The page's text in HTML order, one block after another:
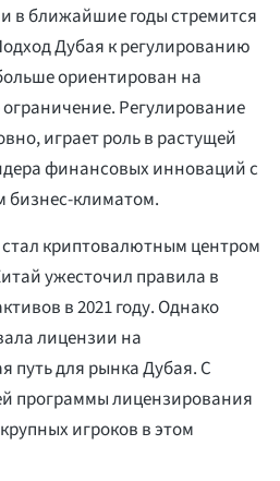
в ближайшие годы стремится
Дубая к регулированию
ориентирован на
Регулирование
играет роль в растущей
финансовых инноваций с
климатом.
стал криптовалютным центром
ужесточил правила в
в 2021 году. Однако
лицензии на
путь для рынка Дубая. С
программы лицензирования
игроков в этом